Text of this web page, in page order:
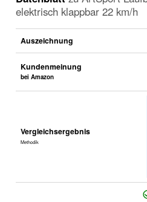
sein?
elektrisch klappbar 22 km/h
Auszeichnung
Kundenmeinung
bei Amazon
Vergleichsergebnis
Methodik